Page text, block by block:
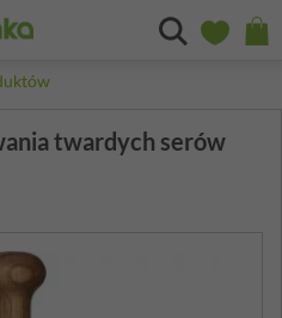
twardych serów